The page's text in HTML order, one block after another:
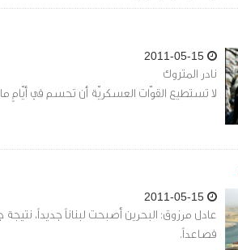
نادر المتروك
لا تستطيع القوّات العسكريّة أن تحسم في
عادل مرزوق: البحرين أصبحت لبناناً جديداً، نتيجة
فصاعداً.